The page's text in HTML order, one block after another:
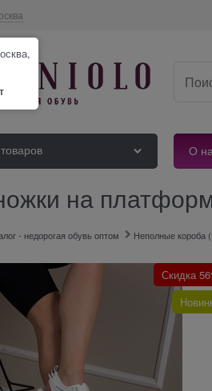
О
на
- недорогая обувь оптом Неполные короба
Скидка